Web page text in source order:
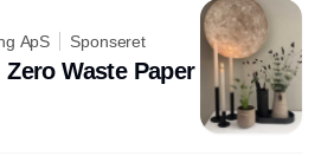
ApS Sponseret
Waste Paper